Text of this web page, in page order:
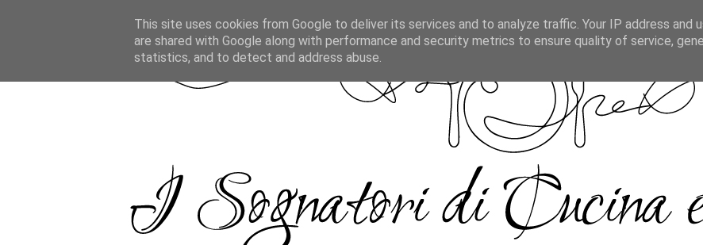
This site uses cookies from Google to deliver its services and to analyze traffic. Your IP address and
are shared with Google along with performance and security metrics to ensure quality of service,
statistics, and to detect and address abuse.